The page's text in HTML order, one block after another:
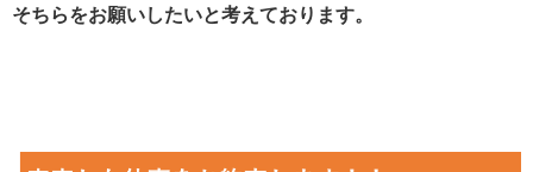
そちらをお願いしたいと考えております。